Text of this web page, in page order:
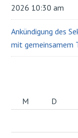
2026 10:30 am
Ankündigung des
mit gemeinsamem
M
D